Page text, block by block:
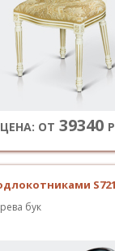
ЦЕНА: ОТ 39340
бук